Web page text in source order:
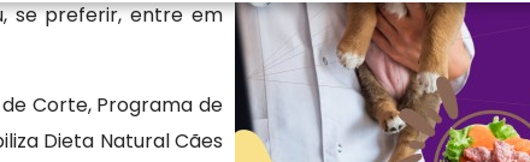
se preferir, entre em
Corte, Programa de
Dieta Natural Cães